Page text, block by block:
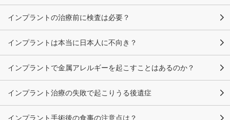
インプラントの治療前に検査は必要？
インプラントは本当に日本人に不向き？
インプラントで金属アレルギーを起こすことはあるのか？
インプラント治療の失敗で起こりうる後遺症
インプラント手術後の食事の注意点は？